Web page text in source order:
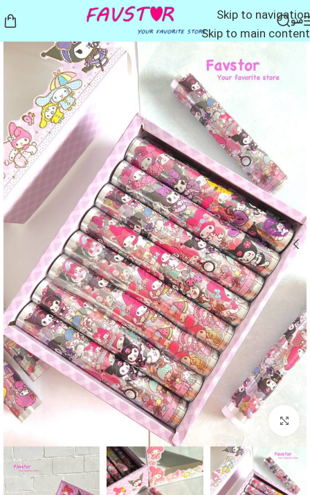
Skip to navigation
Skip to main content
منو
بزرگنمایی تصویر